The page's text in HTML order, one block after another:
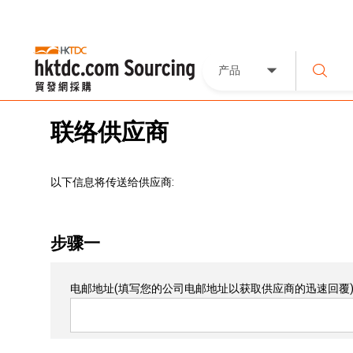
产品
联络供应商
以下信息将传送给供应商:
步骤一
电邮地址(填写您的公司电邮地址以获取供应商的迅速回覆)